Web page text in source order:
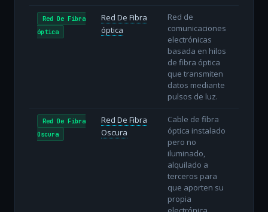
Red De Fibra
óptica
Red De Fibra
óptica
Red de
comunicaciones
electrónicas
basada en hilos
de fibra óptica
que transmiten
datos mediante
pulsos de luz.
Red De Fibra
Oscura
Red De Fibra
Oscura
Cable de fibra
óptica instalado
pero no
iluminado,
alquilado a
terceros para
que aporten su
propia